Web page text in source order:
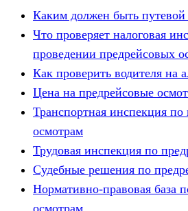
Каким должен быть путевой
Что проверяет налоговая
проведении предрейсовых
Как проверить водителя на
Цена на предрейсовые
Транспортная инспекция
осмотрам
Трудовая инспекция по
Судебные решения по
Нормативно-правовая база